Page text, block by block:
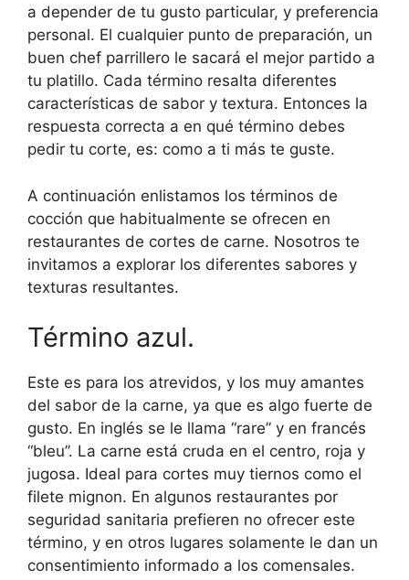
a depender de tu gusto particular, y preferencia
personal. El cualquier punto de preparación, un
buen chef parrillero le sacará el mejor partido a
tu platillo. Cada término resalta diferentes
características de sabor y textura. Entonces la
respuesta correcta a en qué término debes
pedir tu corte, es: como a ti más te guste.
A continuación enlistamos los términos de
cocción que habitualmente se ofrecen en
restaurantes de cortes de carne. Nosotros te
invitamos a explorar los diferentes sabores y
texturas resultantes.
Término azul.
Este es para los atrevidos, y los muy amantes
del sabor de la carne, ya que es algo fuerte de
gusto. En inglés se le llama “rare” y en francés
“bleu”. La carne está cruda en el centro, roja y
jugosa. Ideal para cortes muy tiernos como el
filete mignon. En algunos restaurantes por
seguridad sanitaria prefieren no ofrecer este
término, y en otros lugares solamente le dan un
consentimiento informado a los comensales.